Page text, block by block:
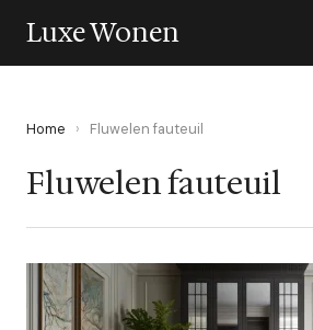
Luxe Wonen
Home › Fluwelen fauteuil
Fluwelen fauteuil